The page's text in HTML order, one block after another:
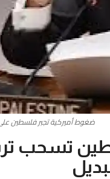
ضغوط أميركية تجبر فلسطين
تسحب